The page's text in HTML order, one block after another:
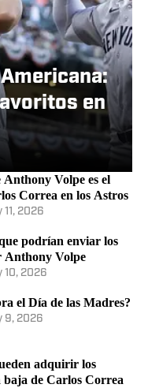
en
Anthony Volpe es el
Correa en los Astros
11, 2026
podrían enviar los
Anthony Volpe
10, 2026
el Día de las Madres?
9, 2026
adquirir los
de Carlos Correa